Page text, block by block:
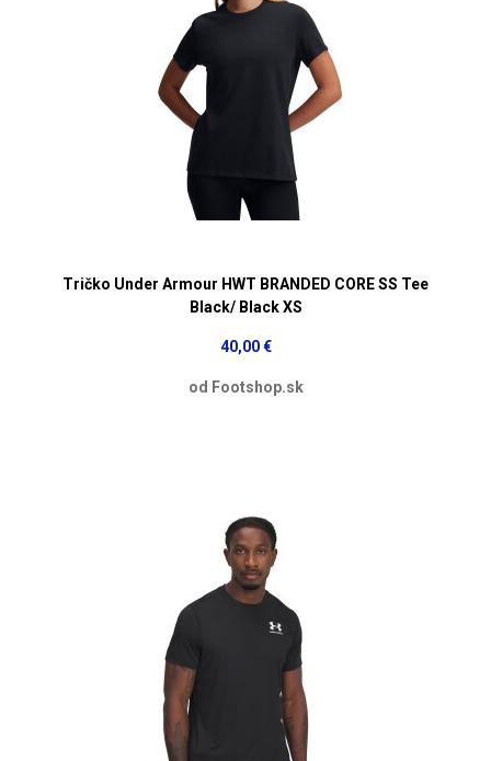
Tričko Under Armour HWT BRANDED CORE SS Tee
Black/ Black XS
40,00 €
od Footshop.sk